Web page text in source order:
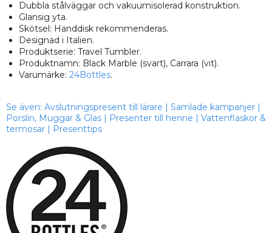
Dubbla stålväggar och vakuumisolerad konstruktion.
Glansig yta.
Skötsel: Handdisk rekommenderas.
Designad i Italien.
Produktserie: Travel Tumbler.
Produktnamn: Black Marble (svart), Carrara (vit).
Varumärke: 24Bottles.
Se även: Avslutningspresent till lärare | Samlade kampanjer |
Porslin, Muggar & Glas | Presenter till henne | Vattenflaskor &
termosar | Presenttips